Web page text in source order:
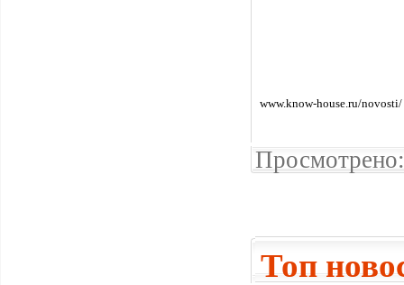
www.know-house.ru/novosti/
Топ